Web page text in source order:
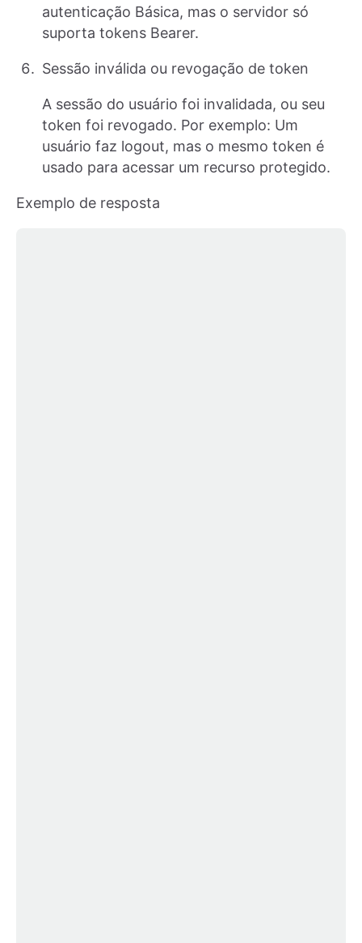
autenticação Básica, mas o servidor só
suporta tokens Bearer.
Sessão inválida ou revogação de token
A sessão do usuário foi invalidada, ou seu
token foi revogado. Por exemplo: Um
usuário faz logout, mas o mesmo token é
usado para acessar um recurso protegido.
Exemplo de resposta